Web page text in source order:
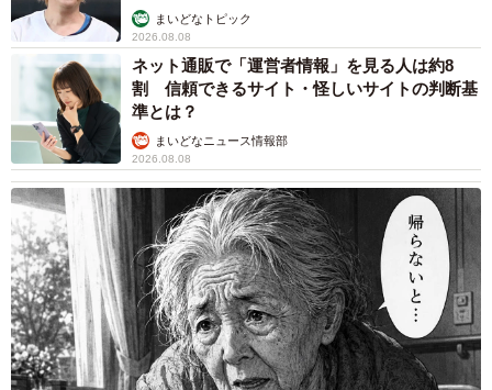
まいどなトピック
2026.08.08
ネット通販で「運営者情報」を見る人は約8
割 信頼できるサイト・怪しいサイトの判断基
準とは？
まいどなニュース情報部
2026.08.08